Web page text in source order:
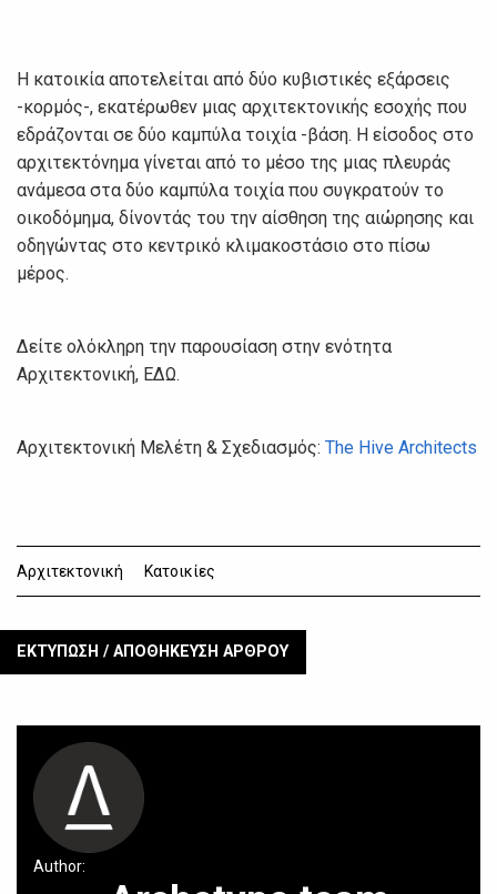
Η κατοικία αποτελείται από δύο κυβιστικές εξάρσεις
-κορμός-, εκατέρωθεν μιας αρχιτεκτονικής εσοχής που
εδράζονται σε δύο καμπύλα τοιχία -βάση. Η είσοδος στο
αρχιτεκτόνημα γίνεται από το μέσο της μιας πλευράς
ανάμεσα στα δύο καμπύλα τοιχία που συγκρατούν το
οικοδόμημα, δίνοντάς του την αίσθηση της αιώρησης και
οδηγώντας στο κεντρικό κλιμακοστάσιο στο πίσω
μέρος.
Δείτε ολόκληρη την παρουσίαση στην ενότητα
Αρχιτεκτονική, ΕΔΩ.
Αρχιτεκτονική Μελέτη & Σχεδιασμός: The Hive Architects
Αρχιτεκτονική Κατοικίες
ΕΚΤΥΠΩΣΗ / ΑΠΟΘΗΚΕΥΣΗ ΑΡΘΡΟΥ
Author: